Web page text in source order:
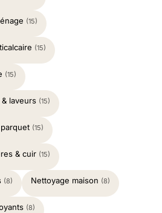
(15)
(15)
(15)
laveurs (15)
(15)
& cuir (15)
(8) Nettoyage maison (8)
(8)